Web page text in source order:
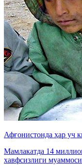
Афғонистонда ҳар уч
Мамлакатда 14
хавфсизлиги